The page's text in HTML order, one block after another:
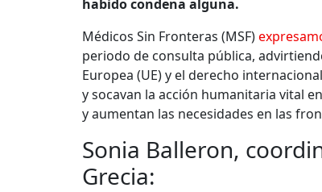
habido condena alguna.
Médicos Sin Fronteras (MSF)
periodo de consulta pública,
Europea (UE) y el derecho
y socavan la acción humanitaria vital
y aumentan las necesidades en las
Sonia Balleron,
Grecia: